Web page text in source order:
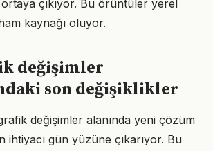
çıkıyor. Bu örüntüler yerel
kaynağı oluyor.
değişimler
son değişiklikler
değişimler alanında yeni çözüm
ihtiyacı gün yüzüne çıkarıyor. Bu